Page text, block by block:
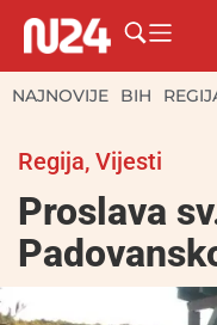
NAJNOVIJE BIH
Regija, Vijesti
Proslava